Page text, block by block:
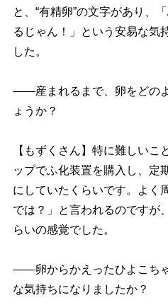
と、“有精卵”の文字があり、
るじゃん！」という安易な気
した。
――産まれるまで、卵をどの
ょうか？
【もずくさん】特に難しいこ
ップでふ化装置を購入し、定
にしていたくらいです。よく
では？」と言われるのですが
らいの感覚でした。
――卵からかえったひよこち
な気持ちになりましたか？